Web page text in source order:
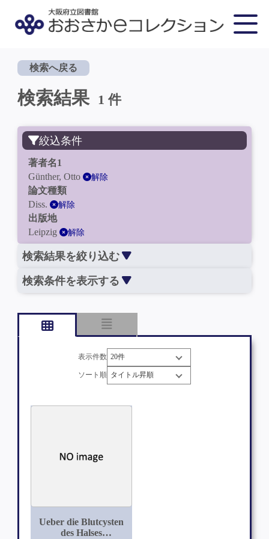
検索へ戻る
検索結果 1 件
絞込条件
著者名1
Günther, Otto
解除
論文種類
Diss.
解除
出版地
Leipzig
解除
検索結果を絞り込む
検索条件を表示する
表示件数
ソート順
Ueber die Blutcysten
des Halses